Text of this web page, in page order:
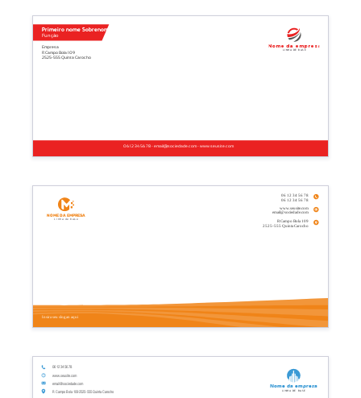
06 12 34 56 78 - email@sociedade.com - www.seusite.com
Função
Empresa
R Campo Bola 109
2525-555 Quinta Carocho
Primeiro nome Sobrenome
Nome da empresa
Linha de base
Insira seu slogan aqui
www.seusite.com
email@sociedade.com
R Campo Bola 109
2525-555 Quinta Carocho
06 12 34 56 78
06 12 34 56 78
Nome da empresa
Linha de base
email@sociedade.com
R Campo Bola 109 2525-555 Quinta Carocho
www.seusite.com
Nome da empresa
Linha de base
06 12 34 56 78